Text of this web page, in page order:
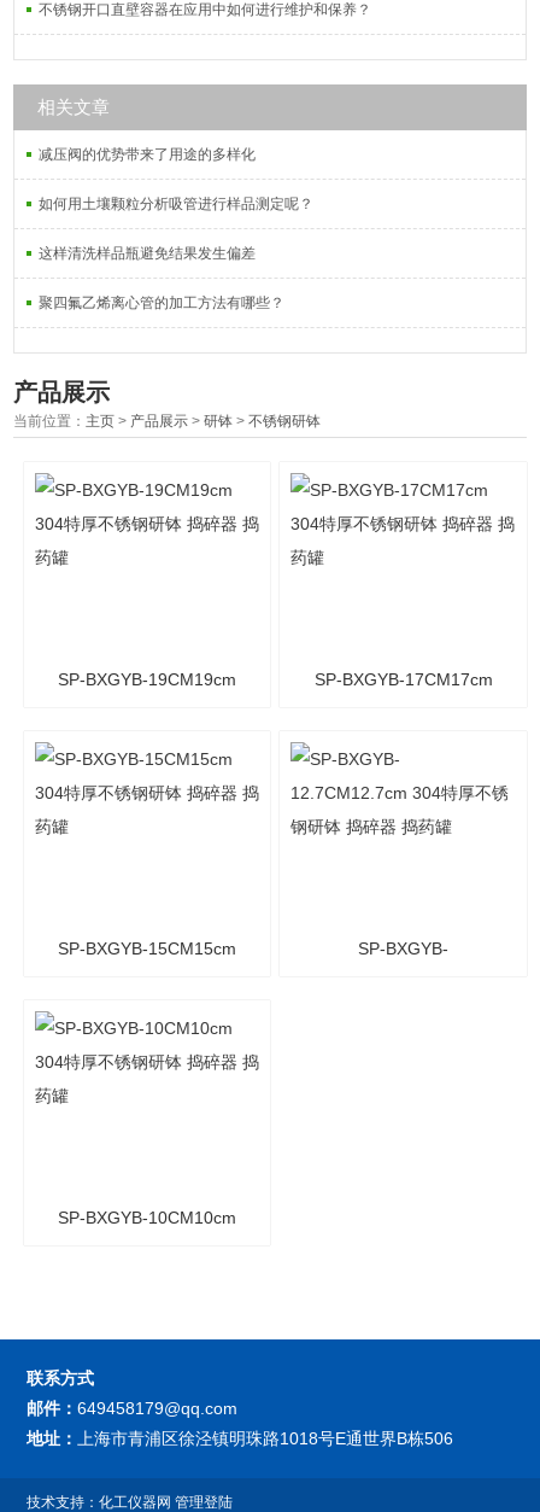
不锈钢开口直壁容器在应用中如何进行维护和保养？
相关文章
减压阀的优势带来了用途的多样化
如何用土壤颗粒分析吸管进行样品测定呢？
这样清洗样品瓶避免结果发生偏差
聚四氟乙烯离心管的加工方法有哪些？
产品展示
当前位置： 主页 > 产品展示 >研钵 >不锈钢研钵
SP-BXGYB-19CM19cm
捣药罐
SP-BXGYB-17CM17cm
捣药罐
SP-BXGYB-15CM15cm
捣药罐
SP-BXGYB-
SP-BXGYB-10CM10cm
联系方式
邮件：649458179@qq.com
地址：
上海市青浦区徐泾镇明珠路1018号E通世界B栋506
技术支持：化工仪器网 管理登陆